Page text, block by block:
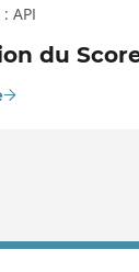
API
du